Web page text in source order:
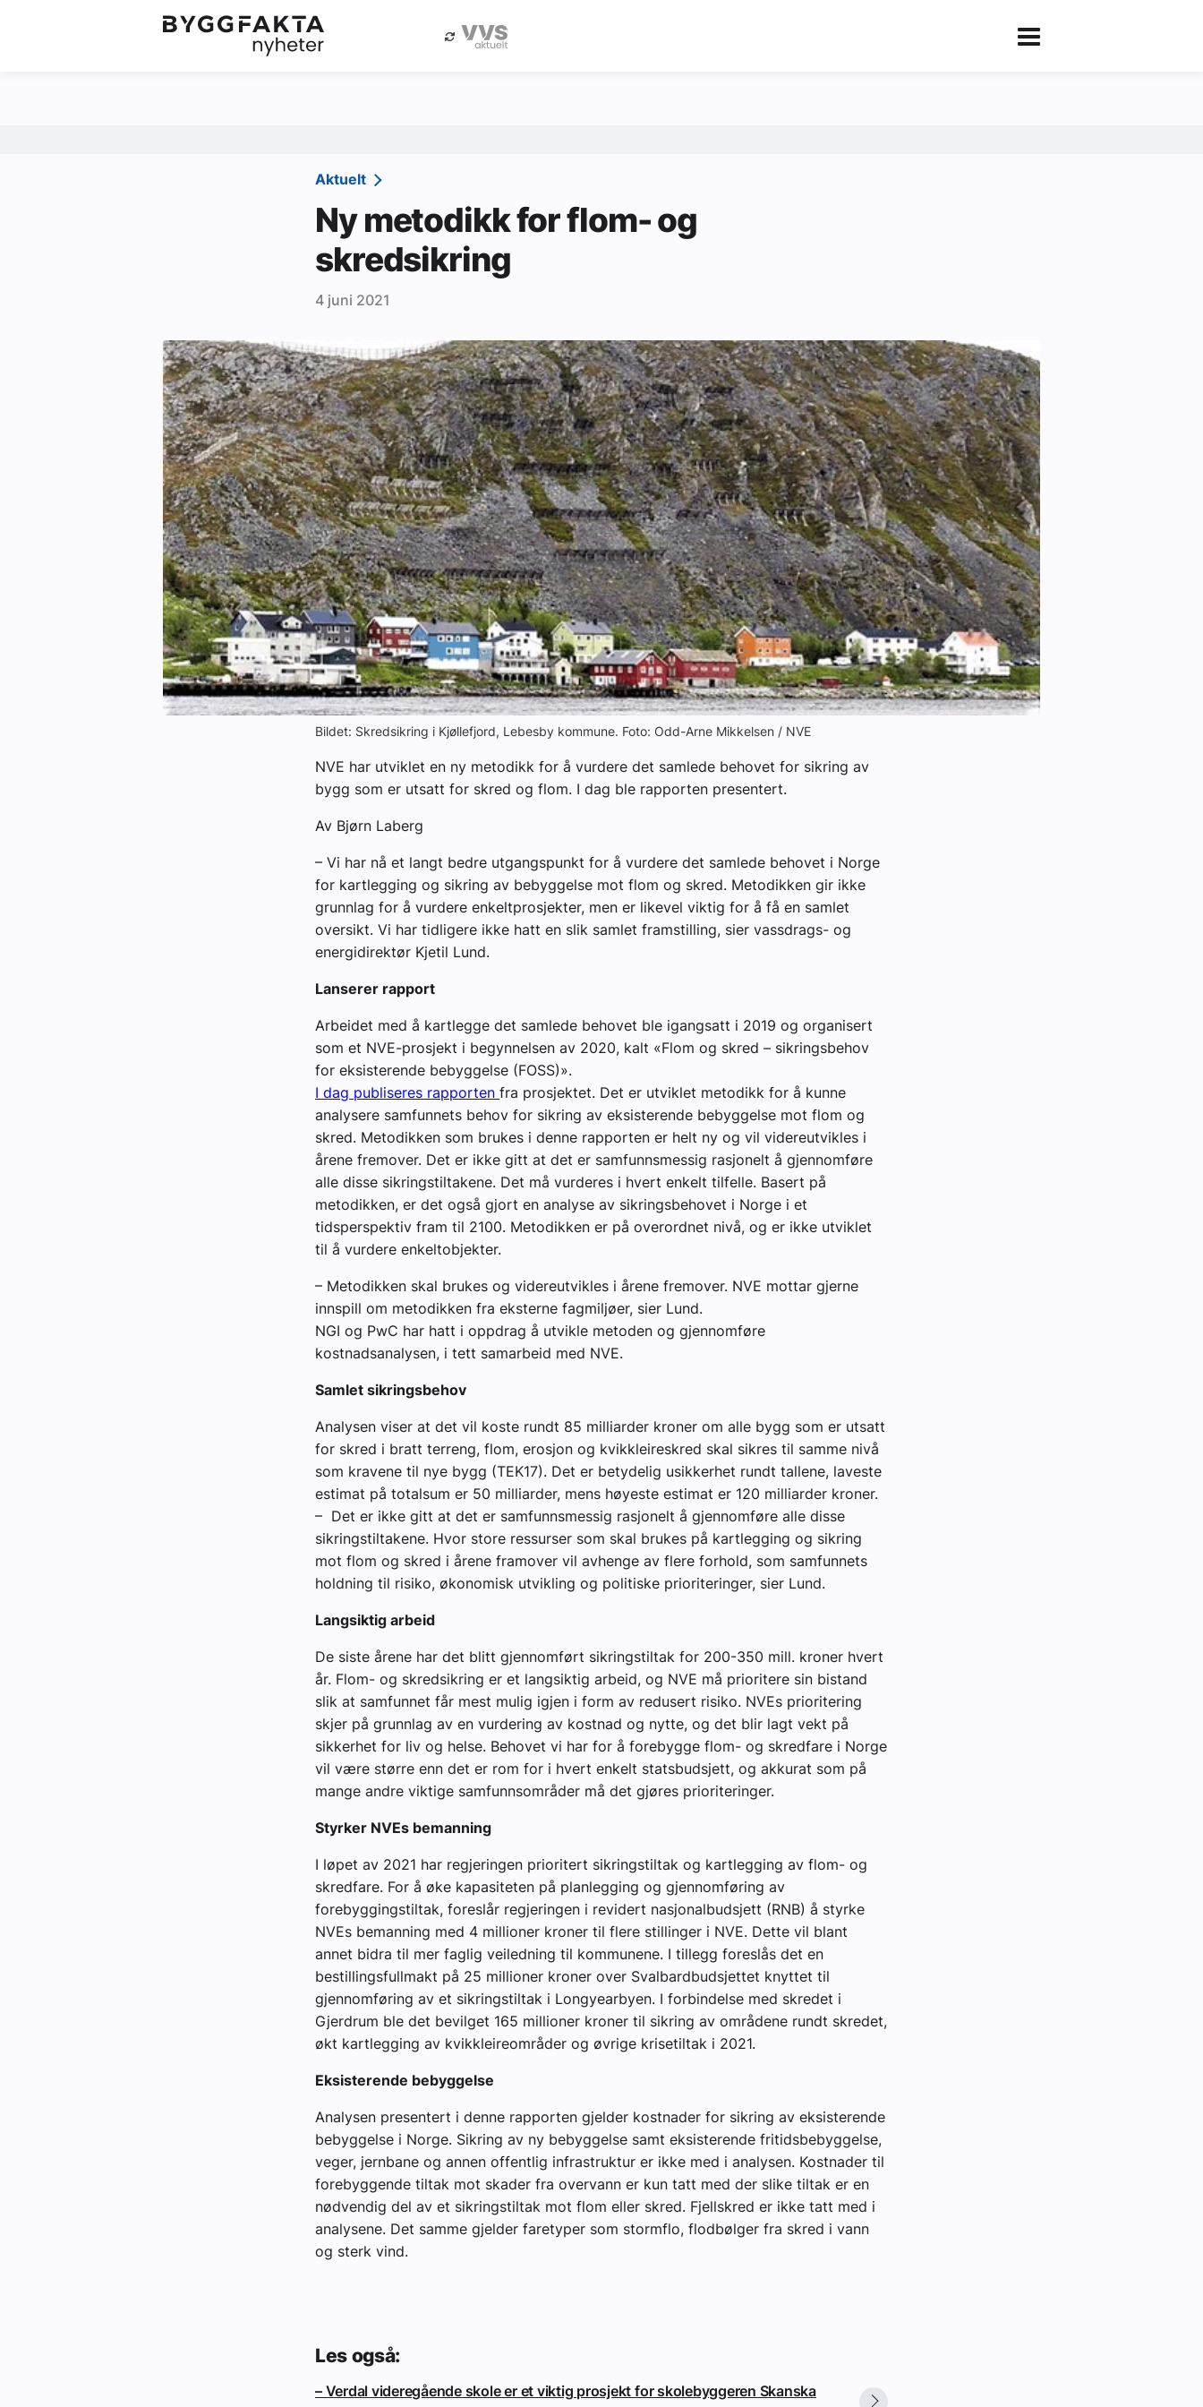
Jobbmarkedet Annonsere i Byggfakta Nyheter
Tips oss
Ledige stillinger
eBlad
Aktivitetskalender
Bransjekommentar
Nyheter
Aktuelle prosjekter
Aktuelt
Ny metodikk for flom- og
skredsikring
4 juni 2021
Bildet: Skredsikring i Kjøllefjord, Lebesby kommune. Foto: Odd-Arne Mikkelsen / NVE
NVE har utviklet en ny metodikk for å vurdere det samlede behovet for sikring av
bygg som er utsatt for skred og flom. I dag ble rapporten presentert.
Av Bjørn Laberg
– Vi har nå et langt bedre utgangspunkt for å vurdere det samlede behovet i Norge
for kartlegging og sikring av bebyggelse mot flom og skred. Metodikken gir ikke
grunnlag for å vurdere enkeltprosjekter, men er likevel viktig for å få en samlet
oversikt. Vi har tidligere ikke hatt en slik samlet framstilling, ­sier vassdrags- og
energidirektør Kjetil Lund.
Lanserer rapport
Arbeidet med å kartlegge det samlede behovet ble igangsatt i 2019 og organisert
som et NVE-prosjekt i begynnelsen av 2020, kalt «Flom og skred – sikringsbehov
for eksiste­rende bebyggelse (FOSS)».
I dag publiseres rapporten fra prosjektet. Det er utviklet metodikk for å kunne
analysere samfunnets behov for sikring av eksisterende bebyggelse mot flom og
skred. Metodikken som brukes i denne rapporten er helt ny og vil videreutvikles i
årene fremover. Det er ikke gitt at det er samfunnsmessig rasjonelt å gjennomføre
alle disse sikringstiltakene. Det må vurderes i hvert enkelt tilfelle. Basert på
metodikken, er det også gjort en analyse av sikringsbehovet i Norge i et
tidsperspektiv fram til 2100. Metodikken er på overordnet nivå, og er ikke utviklet
til å vurdere enkeltobjekter.
– Metodikken skal brukes og videreutvikles i årene fremover. NVE mottar gjerne
innspill om metodikken fra eksterne fagmiljøer, sier Lund.
NGI og PwC har hatt i oppdrag å utvikle metoden og gjennomføre
kostnadsanalysen, i tett samarbeid med NVE.
Samlet sikringsbehov
Analysen viser at det vil koste rundt 85 milliarder kroner om alle bygg som er utsatt
for skred i bratt terreng, flom, erosjon og kvikkleireskred skal sikres til samme nivå
som kravene til nye bygg (TEK17). Det er betydelig usikkerhet rundt tallene, laveste
estimat på totalsum er 50 milliarder, mens høyeste estimat er 120 milliarder kroner.
– Det er ikke gitt at det er samfunnsmessig rasjonelt å gjennomføre alle disse
sikringstiltakene. Hvor store ressurser som skal brukes på kartlegging og sikring
mot flom og skred i årene framover vil avhenge av flere forhold, som samfunnets
holdning til risiko, økonomisk utvikling og politiske prioriteringer, sier Lund.
Langsiktig arbeid
De siste årene har det blitt gjennomført sikringstiltak for 200-350 mill. kroner hvert
år. Flom- og skredsikring er et langsiktig arbeid, og NVE må prioritere sin bistand
slik at samfunnet får mest mulig igjen i form av redusert risiko. NVEs prioritering
skjer på grunnlag av en vurdering av kostnad og nytte, og det blir lagt vekt på
sikkerhet for liv og helse. Behovet vi har for å forebygge flom- og skredfare i Norge
vil være større enn det er rom for i hvert enkelt statsbudsjett, og akkurat som på
mange andre viktige samfunnsområder må det gjøres prioriteringer.
Styrker NVEs bemanning
I løpet av 2021 har regjeringen prioritert sikringstiltak og kartlegging av flom- og
skredfare. For å øke kapasiteten på planlegging og gjennomføring av
forebyggingstiltak, foreslår regjeringen i revidert nasjonalbudsjett (RNB) å styrke
NVEs bemanning med 4 millioner kroner til flere stillinger i NVE. Dette vil blant
annet bidra til mer faglig veiledning til kommunene. I tillegg foreslås det en
bestillingsfullmakt på 25 millioner kroner over Svalbardbudsjettet knyttet til
gjennomføring av et sikringstiltak i Longyearbyen. I forbindelse med skredet i
Gjerdrum ble det bevilget 165 millioner kroner til sikring av områdene rundt skredet,
økt kartlegging av kvikkleireområder og øvrige krisetiltak i 2021.
Eksisterende bebyggelse
Analysen presentert i denne rapporten gjelder kostnader for sikring av eksisterende
bebyggelse i Norge. Sikring av ny bebyggelse samt eksisterende fritidsbebyggelse,
veger, jernbane og annen offentlig infrastruktur er ikke med i analysen. Kostnader til
fore­byggende tiltak mot skader fra overvann er kun tatt med der slike tiltak er en
nødvendig del av et sikringstiltak mot flom eller skred. Fjellskred er ikke tatt med i
analysene. Det samme gjelder faretyper som stormflo, flodbølger fra skred i vann
og sterk vind.
Les også:
– Verdal videregående skole er et viktig prosjekt for skolebyggeren Skanska